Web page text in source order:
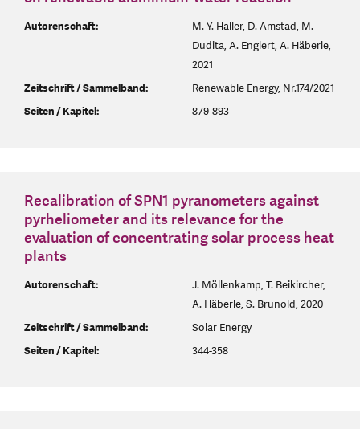
Autorenschaft:
M. Y. Haller, D. Amstad, M.
Dudita, A. Englert, A. Häberle,
2021
Zeitschrift / Sammelband:
Renewable Energy, Nr.174/2021
Seiten / Kapitel:
879-893
Recalibration of SPN1 pyranometers against
pyrheliometer and its relevance for the
evaluation of concentrating solar process heat
plants
Autorenschaft:
J. Möllenkamp, T. Beikircher,
A. Häberle, S. Brunold, 2020
Zeitschrift / Sammelband:
Solar Energy
Seiten / Kapitel:
344-358